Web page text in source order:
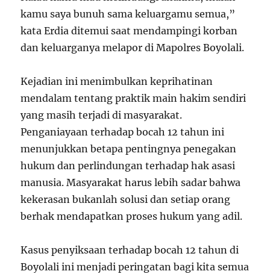
kamu saya bunuh sama keluargamu semua,”
kata Erdia ditemui saat mendampingi korban
dan keluarganya melapor di Mapolres Boyolali.
Kejadian ini menimbulkan keprihatinan
mendalam tentang praktik main hakim sendiri
yang masih terjadi di masyarakat.
Penganiayaan terhadap bocah 12 tahun ini
menunjukkan betapa pentingnya penegakan
hukum dan perlindungan terhadap hak asasi
manusia. Masyarakat harus lebih sadar bahwa
kekerasan bukanlah solusi dan setiap orang
berhak mendapatkan proses hukum yang adil.
Kasus penyiksaan terhadap bocah 12 tahun di
Boyolali ini menjadi peringatan bagi kita semua